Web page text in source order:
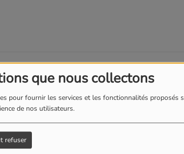
que nous collectons
pour fournir les services et les fonctionnalités proposés
de nos utilisateurs.
refuser
inédit. Le jury d’appel de la
vainqueur, après un forfait lié à une